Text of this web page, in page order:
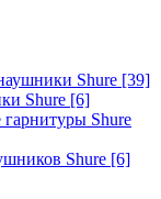
Shure [39]
Shure [6]
Shure
Shure [6]